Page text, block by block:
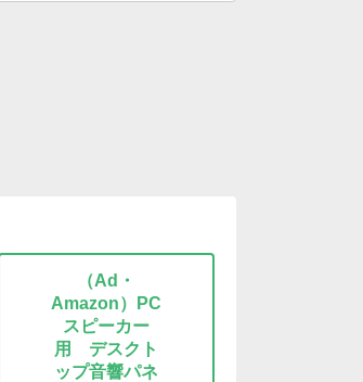
（Ad・
Amazon）PC
スピーカー
用 デスクト
ップ音響パネ